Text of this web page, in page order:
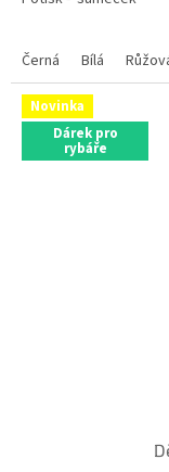
Černá Bílá
Novinka
Dárek pro
rybáře